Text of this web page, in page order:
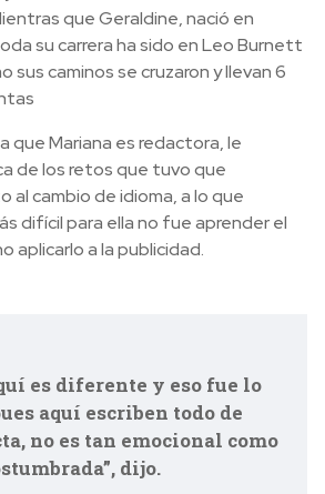
que Geraldine, nació en
su carrera ha sido en Leo Burnett
sus caminos se cruzaron y llevan 6
que Mariana es redactora, le
de los retos que tuvo que
al cambio de idioma, a lo que
difícil para ella no fue aprender el
aplicarlo a la publicidad.
es diferente y eso fue lo
aquí escriben todo de
no es tan emocional como
dijo.